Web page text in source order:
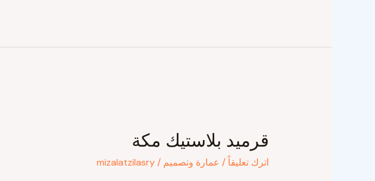
قرميد بلاستيك مكة
اترك تعليقاً / عمارة وتصميم /
mizalatzilasry
مكة